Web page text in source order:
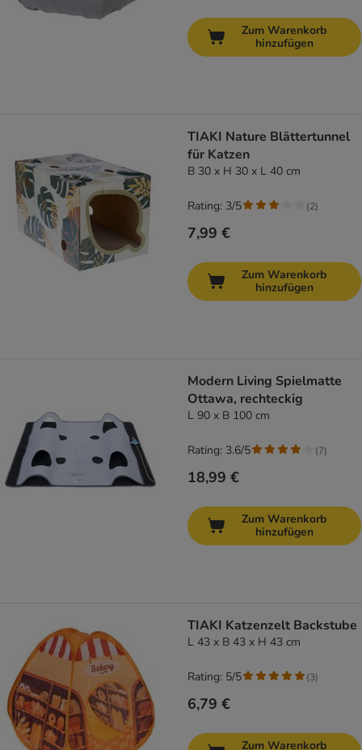
Zum Warenkorb
hinzufügen
TIAKI Nature Blättertunnel
für Katzen
B 30 x H 30 x L 40 cm
7,99 €
Rating: 3/5 (2)
Zum Warenkorb
hinzufügen
Modern Living Spielmatte
Ottawa, rechteckig
L 90 x B 100 cm
18,99 €
Rating: 3.6/5 (7)
Zum Warenkorb
hinzufügen
TIAKI Katzenzelt Backstube
L 43 x B 43 x H 43 cm
6,79 €
Rating: 5/5 (3)
Zum Warenkorb